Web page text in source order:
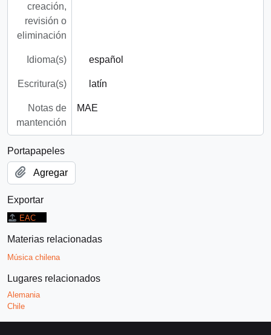
creación,
revisión o
eliminación
Idioma(s) español
Escritura(s) latín
Notas de
mantención
MAE
Portapapeles
Agregar
Exportar
EAC
Materias relacionadas
Música chilena
Lugares relacionados
Alemania
Chile